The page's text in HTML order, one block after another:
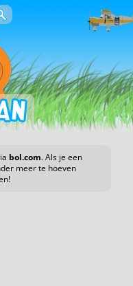
bol.com. Als je een
meer te hoeven